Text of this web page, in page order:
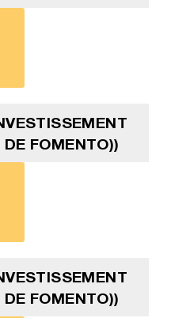
FOMENTO))
FOMENTO))